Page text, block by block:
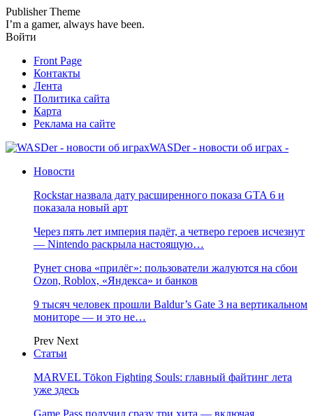
Publisher Theme
I’m a gamer, always have been.
Войти
Front Page
Контакты
Лента
Политика сайта
Карта
Реклама на сайте
WASDer - новости об играх -
Новости
Rockstar назвала дату расширенного показа GTA 6 и
показала новый арт
Через пять лет империя падёт, а четверо героев исчезнут
— Nintendo раскрыла настоящую…
Рунет снова «прилёг»: пользователи жалуются на сбои
Ozon, Roblox, «Яндекса» и банков
9 тысяч человек прошли Baldur’s Gate 3 на вертикальном
мониторе — и это не…
Prev Next
Статьи
MARVEL Tōkon Fighting Souls: главный файтинг лета
уже здесь
Game Pass получил сразу три хита — включая